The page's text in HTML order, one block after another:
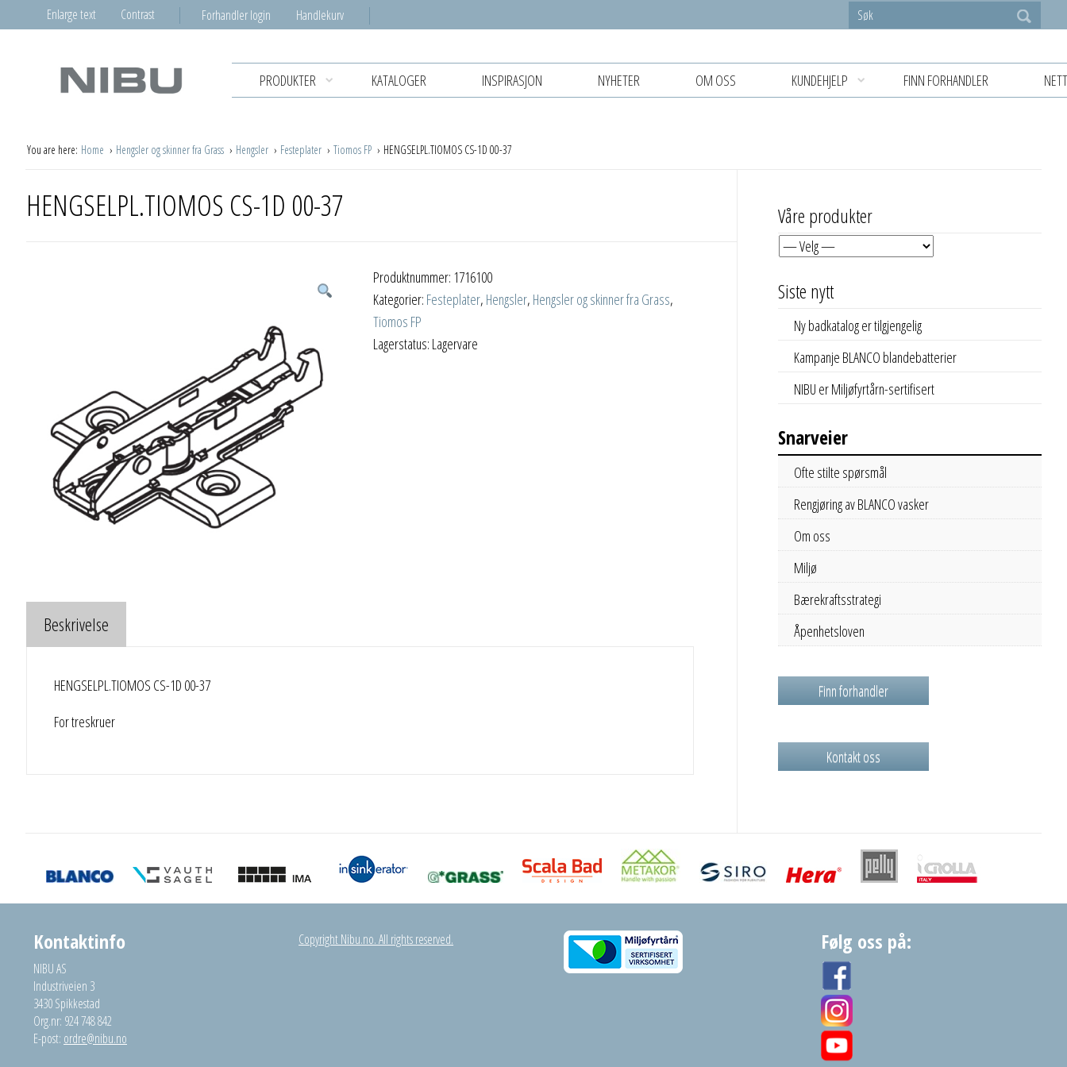
Enlarge text Contrast Forhandler login Handlekurv
PRODUKTER KATALOGER INSPIRASJON NYHETER OM OSS KUNDEHJELP FINN FORHANDLER
You are here: Home Hengsler og skinner fra Grass Hengsler Festeplater Tiomos FP HENGSELPL.TIOMOS CS-1D 00-37
HENGSELPL.TIOMOS CS-1D 00-37
Produktnummer: 1716100
Kategorier: Festeplater, Hengsler, Hengsler og skinner fra Grass,
Tiomos FP
Lagerstatus: Lagervare
Beskrivelse
HENGSELPL.TIOMOS CS-1D 00-37
For treskruer
Våre produkter
Siste nytt
Ny badkatalog er tilgjengelig
Kampanje BLANCO blandebatterier
NIBU er Miljøfyrtårn-sertifisert
Snarveier
Ofte stilte spørsmål
Rengjøring av BLANCO vasker
Om oss
Miljø
Bærekraftsstrategi
Åpenhetsloven
Finn forhandler
Kontakt oss
Kontaktinfo
NIBU AS
Industriveien 3
3430 Spikkestad
Org.nr: 924 748 842
E-post: ordre@nibu.no
Copyright Nibu.no. All rights reserved. Følg oss på: